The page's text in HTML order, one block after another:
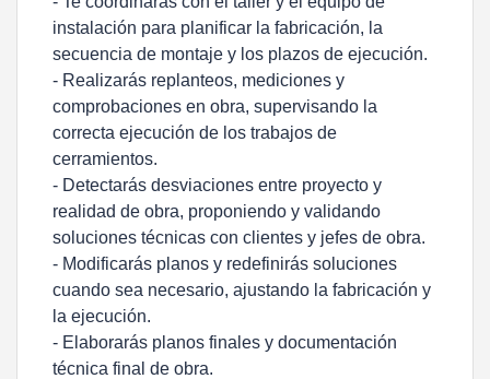
instalación para planificar la fabricación, la
secuencia de montaje y los plazos de ejecución.
- Realizarás replanteos, mediciones y
comprobaciones en obra, supervisando la
correcta ejecución de los trabajos de
cerramientos.
- Detectarás desviaciones entre proyecto y
realidad de obra, proponiendo y validando
soluciones técnicas con clientes y jefes de obra.
- Modificarás planos y redefinirás soluciones
cuando sea necesario, ajustando la fabricación y
la ejecución.
- Elaborarás planos finales y documentación
técnica final de obra.